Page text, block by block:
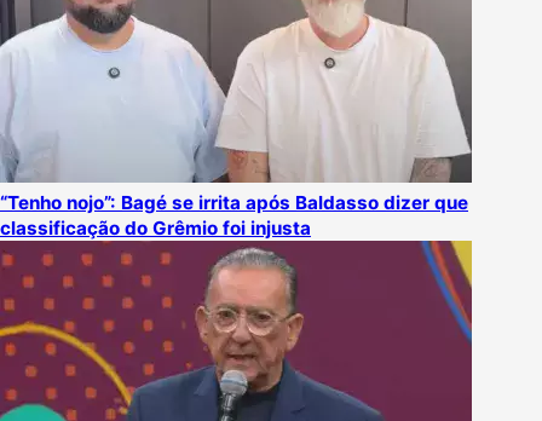
“Tenho nojo”: Bagé se irrita após Baldasso dizer que
classificação do Grêmio foi injusta